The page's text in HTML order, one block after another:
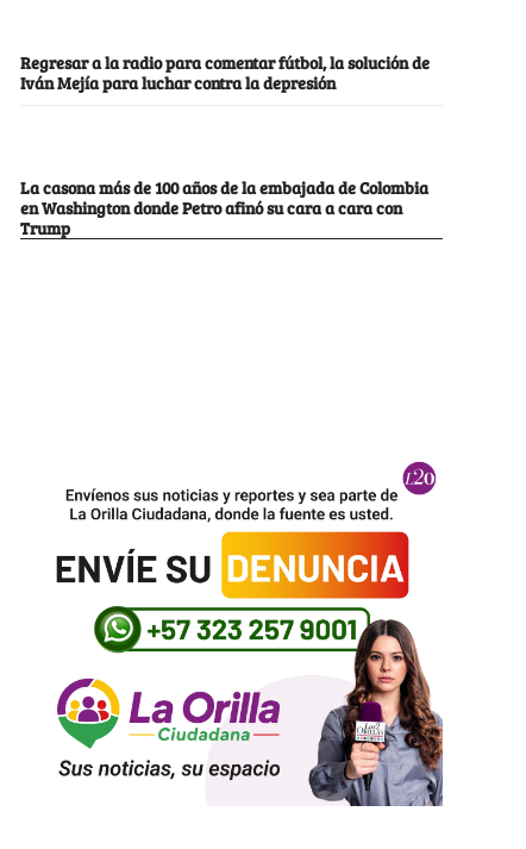
Regresar a la radio para comentar fútbol, la solución de
Iván Mejía para luchar contra la depresión
La casona más de 100 años de la embajada de Colombia
en Washington donde Petro afinó su cara a cara con
Trump